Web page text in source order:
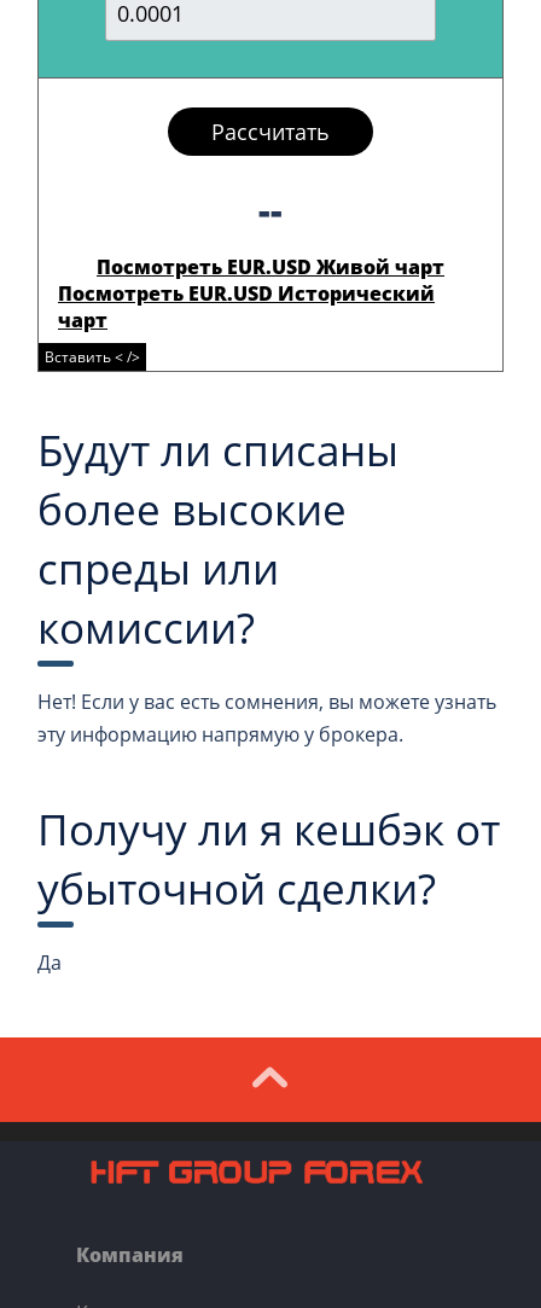
Рассчитать
--
Посмотреть EUR.USD Живой чарт
Посмотреть EUR.USD Исторический
чарт
Вставить < />
Будут ли списаны
более высокие
спреды или
комиссии?
Нет! Если у вас есть сомнения, вы можете узнать
эту информацию напрямую у брокера.
Получу ли я кешбэк от
убыточной сделки?
Да
Компания